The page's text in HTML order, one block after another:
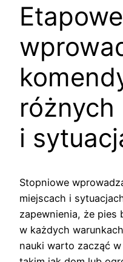
Etapowe
różnych
i
Stopniowe
miejscach i
zapewnienia, że pies
w każdych
nauki warto zacząć